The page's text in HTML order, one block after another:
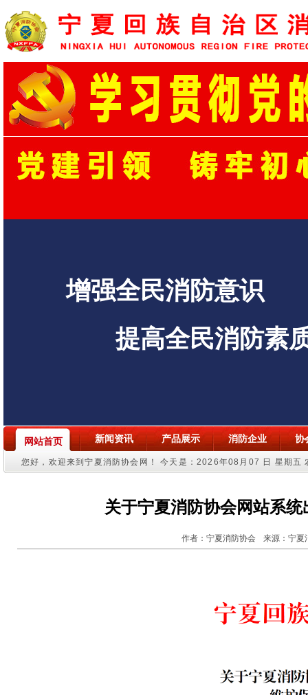
增强全民消防意识
提高全民消防素
网站首页 新闻资讯 产品展示 消防企业 协
您好，欢迎来到宁夏消防协会网！今天是：2026年08月07 日 星期五
关于宁夏消防协会网站系
作者：宁夏消防协会 来源：宁夏